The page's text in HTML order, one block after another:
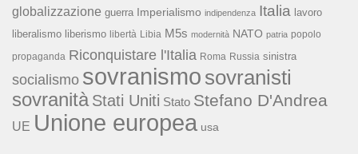
globalizzazione guerra Imperialismo indipendenza Italia lavoro
liberalismo liberismo libertà Libia M5s modernità NATO patria popolo
propaganda Riconquistare l'Italia Roma Russia sinistra
socialismo sovranismo sovranisti
sovranità Stati Uniti Stato Stefano D'Andrea
UE Unione europea usa